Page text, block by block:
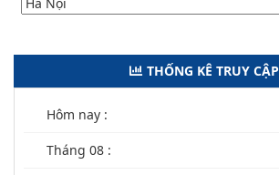
THỐNG KÊ TRUY CẬP
Hôm nay :
Tháng 08 :